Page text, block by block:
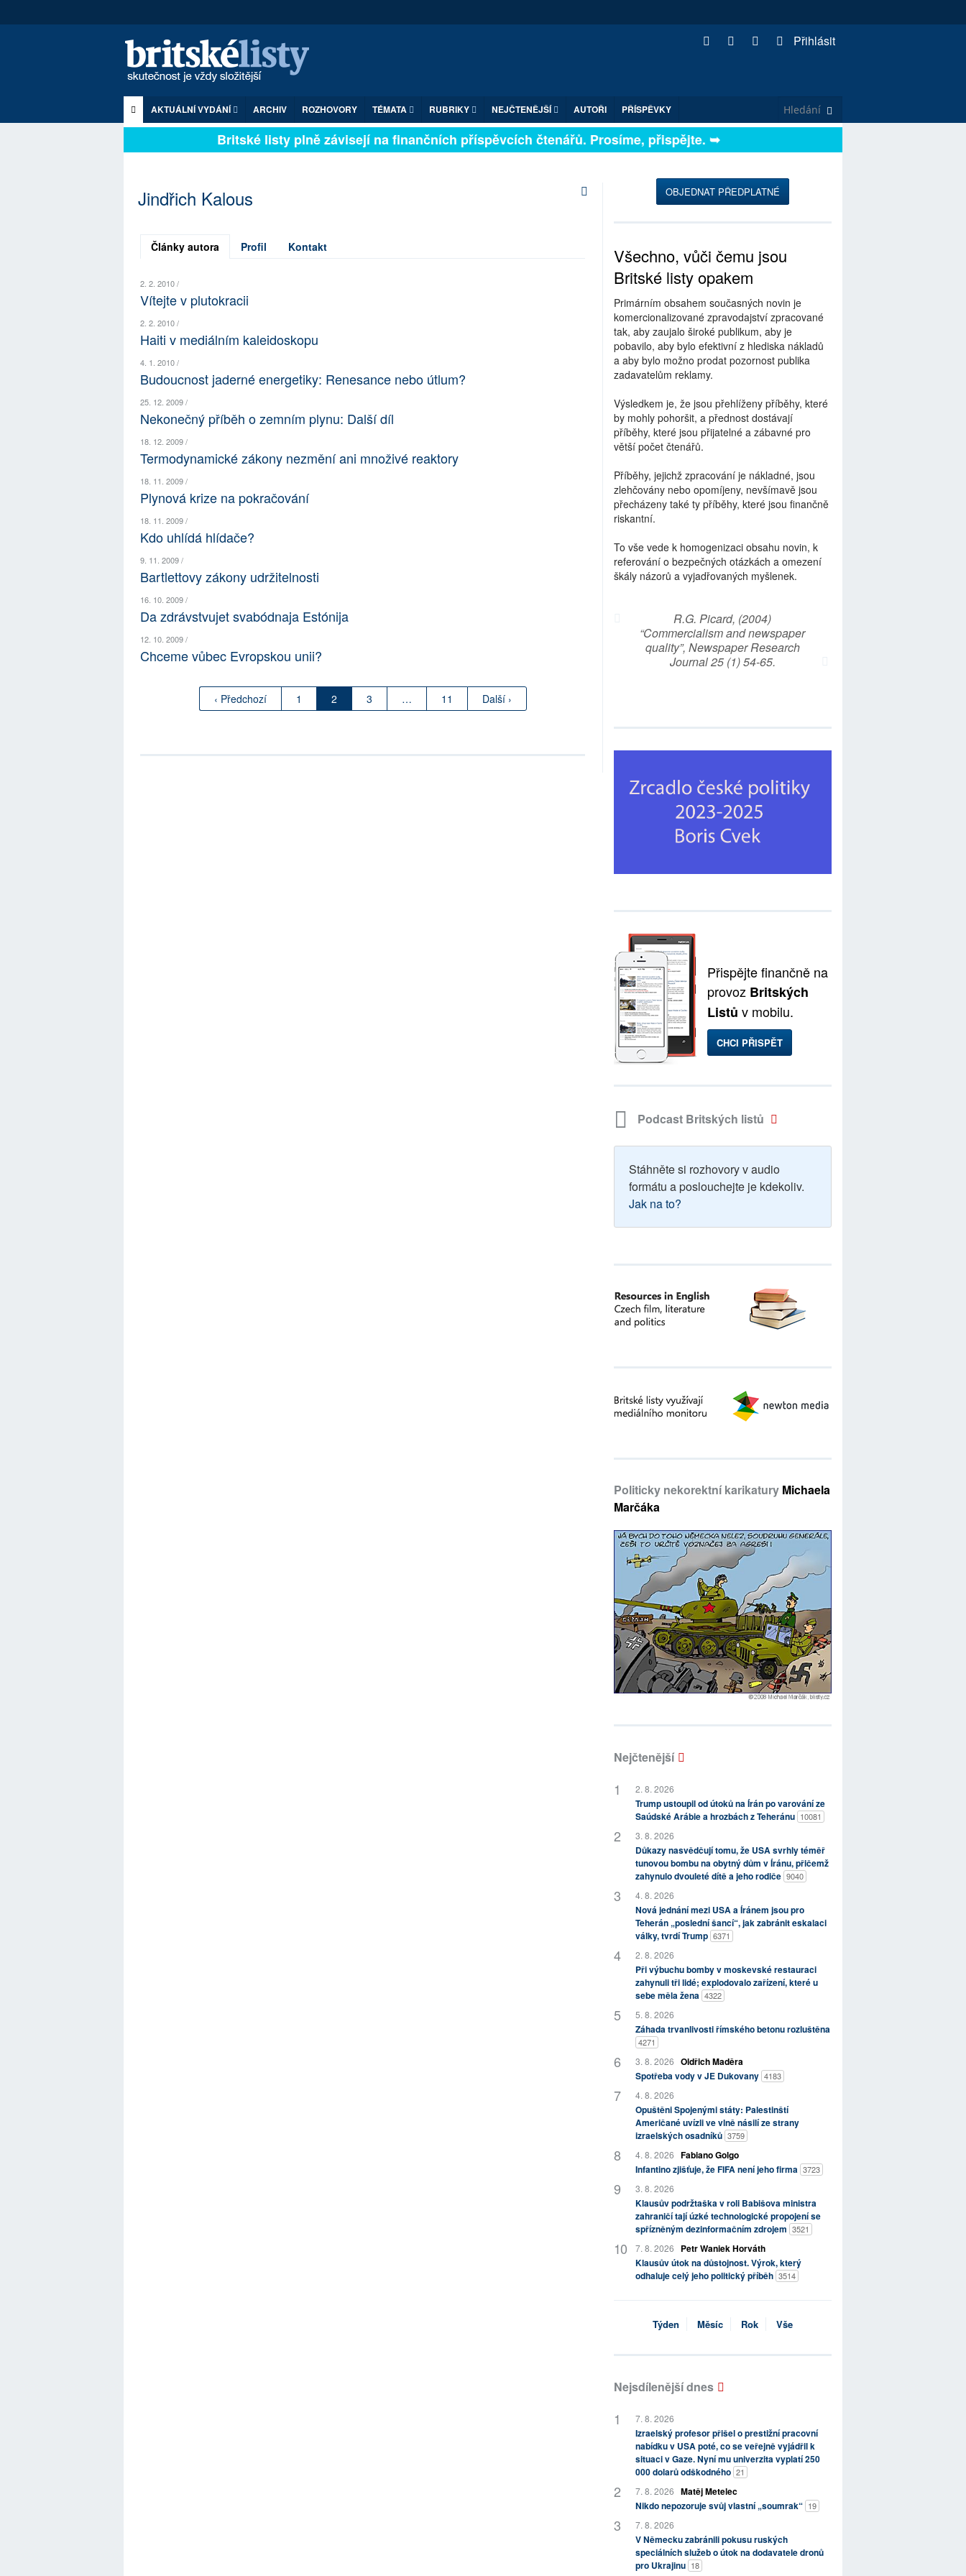
Přihlásit
AKTUÁLNÍ VYDÁNÍ ARCHIV ROZHOVORY TÉMATA RUBRIKY NEJČTENĚJŠÍ AUTOŘI PŘÍSPĚVKY
Britské listy plně závisejí na finančních příspěvcích čtenářů. Prosíme, přispějte. ➥
Jindřich Kalous
Články autora Profil Kontakt
2. 2. 2010 /
Vítejte v plutokracii
2. 2. 2010 /
Haiti v mediálním kaleidoskopu
4. 1. 2010 /
Budoucnost jaderné energetiky: Renesance nebo útlum?
25. 12. 2009 /
Nekonečný příběh o zemním plynu: Další díl
18. 12. 2009 /
Termodynamické zákony nezmění ani množivé reaktory
18. 11. 2009 /
Plynová krize na pokračování
18. 11. 2009 /
Kdo uhlídá hlídače?
9. 11. 2009 /
Bartlettovy zákony udržitelnosti
16. 10. 2009 /
Da zdrávstvujet svabódnaja Estónija
12. 10. 2009 /
Chceme vůbec Evropskou unii?
‹ Předchozí 1 2 3 … 11 Další ›
OBJEDNAT PŘEDPLATNÉ
Všechno, vůči čemu jsou
Britské listy opakem
Primárním obsahem současných novin je
komercionalizované zpravodajství zpracované
tak, aby zaujalo široké publikum, aby je
pobavilo, aby bylo efektivní z hlediska nákladů
a aby bylo možno prodat pozornost publika
zadavatelům reklamy.
Výsledkem je, že jsou přehlíženy příběhy, které
by mohly pohoršit, a přednost dostávají
příběhy, které jsou přijatelné a zábavné pro
větší počet čtenářů.
Příběhy, jejichž zpracování je nákladné, jsou
zlehčovány nebo opomíjeny, nevšímavě jsou
přecházeny také ty příběhy, které jsou finančně
riskantní.
To vše vede k homogenizaci obsahu novin, k
referování o bezpečných otázkách a omezení
škály názorů a vyjadřovaných myšlenek.
R.G. Picard, (2004)
“Commercialism and newspaper
quality”, Newspaper Research
Journal 25 (1) 54-65.
Přispějte finančně na
provoz Britských
Listů v mobilu.
CHCI PŘISPĚT
Podcast Britských listů
Stáhněte si rozhovory v audio
formátu a poslouchejte je kdekoliv.
Jak na to?
Politicky nekorektní karikatury Michaela
Marčáka
Nejčtenější
2. 8. 2026
Trump ustoupil od útoků na Írán po varování ze
Saúdské Arábie a hrozbách z Teheránu 10081
3. 8. 2026
Důkazy nasvědčují tomu, že USA svrhly téměř
tunovou bombu na obytný dům v Íránu, přičemž
zahynulo dvouleté dítě a jeho rodiče 9040
4. 8. 2026
Nová jednání mezi USA a Íránem jsou pro
Teherán „poslední šancí“, jak zabránit eskalaci
války, tvrdí Trump 6371
2. 8. 2026
Při výbuchu bomby v moskevské restauraci
zahynuli tři lidé; explodovalo zařízení, které u
sebe měla žena 4322
5. 8. 2026
Záhada trvanlivosti římského betonu rozluštěna
4271
3. 8. 2026 Oldřich Maděra
Spotřeba vody v JE Dukovany 4183
4. 8. 2026
Opuštěni Spojenými státy: Palestinští
Američané uvízli ve vlně násilí ze strany
izraelských osadníků 3759
4. 8. 2026 Fabiano Golgo
Infantino zjišťuje, že FIFA není jeho firma 3723
3. 8. 2026
Klausův podržtaška v roli Babišova ministra
zahraničí tají úzké technologické propojení se
spřízněným dezinformačním zdrojem 3521
7. 8. 2026
Petr Waniek Horváth
Klausův útok na důstojnost. Výrok, který
odhaluje celý jeho politický příběh 3514
Týden Měsíc Rok Vše
Nejsdílenější dnes
7. 8. 2026
Izraelský profesor přišel o prestižní pracovní
nabídku v USA poté, co se veřejně vyjádřil k
situaci v Gaze. Nyní mu univerzita vyplatí 250
000 dolarů odškodného 21
7. 8. 2026 Matěj Metelec
Nikdo nepozoruje svůj vlastní „soumrak“ 19
7. 8. 2026
V Německu zabránili pokusu ruských
speciálních služeb o útok na dodavatele dronů
pro Ukrajinu 18